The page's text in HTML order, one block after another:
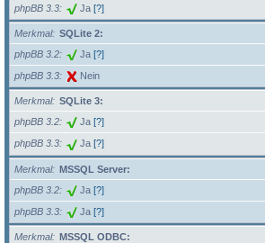
phpBB 3.3 Ja [?]
Merkmal
SQLite 2:
phpBB 3.2
Ja [?]
phpBB 3.3 Nein
Merkmal
SQLite 3:
phpBB 3.2
Ja [?]
phpBB 3.3 Ja [?]
Merkmal
MSSQL Server:
phpBB 3.2
Ja [?]
phpBB 3.3 Ja [?]
Merkmal
MSSQL ODBC: